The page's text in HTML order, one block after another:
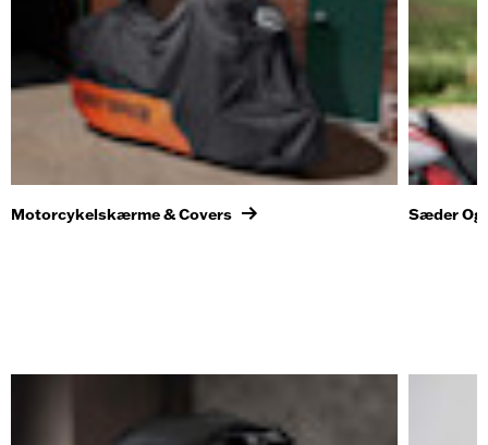
Motorcykelskærme & Covers Sæder